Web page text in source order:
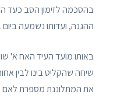
בהסכמה לזימון הסב
ההגנה, ועדותו נשמעה ביום 15.2.21.
באותו מועד העיד האח א'
שיחה שהקליט בינו לבין
את המתלוננת מספרת לאם